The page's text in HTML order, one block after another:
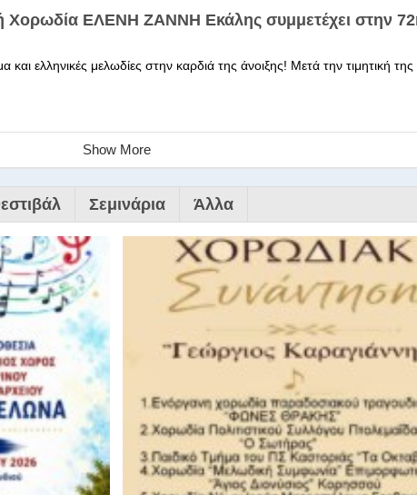
Χορωδία ΕΛΕΝΗ ΖΑΝΝΗ Εκάλης συμμετέχει στην
ελληνικές μελωδίες στην καρδιά της άνοιξης! Μετά την τιμητική
Show More
Σεμινάρια Άλλα